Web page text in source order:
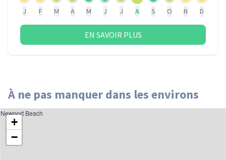
J F M A M J J A S O N D
EN SAVOIR PLUS
À ne pas manquer dans les environs
+
−
Newport Beach